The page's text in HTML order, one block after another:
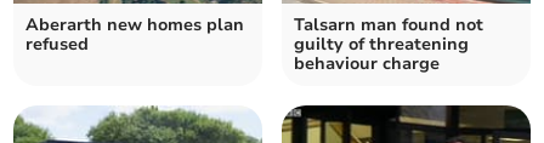
Aberarth new homes plan
refused
Talsarn man found not
guilty of threatening
behaviour charge